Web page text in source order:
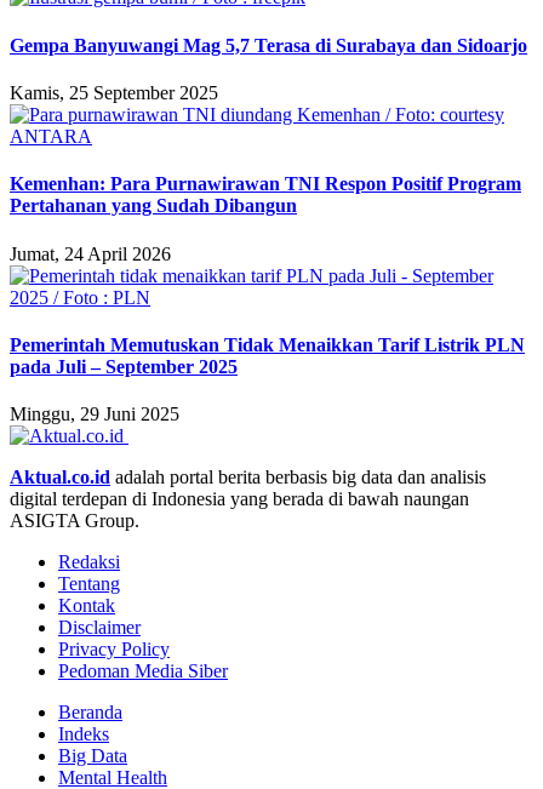
Gempa Banyuwangi Mag 5,7 Terasa di Surabaya dan Sidoarjo
Kamis, 25 September 2025
Kemenhan: Para Purnawirawan TNI Respon Positif Program
Pertahanan yang Sudah Dibangun
Jumat, 24 April 2026
Pemerintah Memutuskan Tidak Menaikkan Tarif Listrik PLN
pada Juli – September 2025
Minggu, 29 Juni 2025
Aktual.co.id adalah portal berita berbasis big data dan analisis
digital terdepan di Indonesia yang berada di bawah naungan
ASIGTA Group.
Redaksi
Tentang
Kontak
Disclaimer
Privacy Policy
Pedoman Media Siber
Beranda
Indeks
Big Data
Mental Health